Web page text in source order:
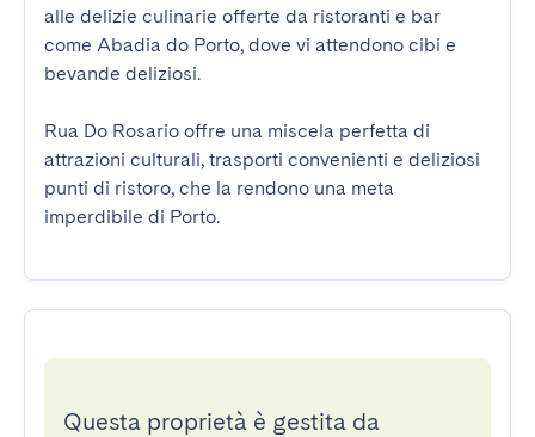
alle delizie culinarie offerte da ristoranti e bar
come Abadia do Porto, dove vi attendono cibi e
bevande deliziosi.
Rua Do Rosario offre una miscela perfetta di
attrazioni culturali, trasporti convenienti e deliziosi
punti di ristoro, che la rendono una meta
imperdibile di Porto.
Questa proprietà è gestita da